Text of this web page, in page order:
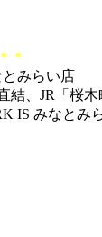
＊
みらい店
、JR「桜
IS みなとみ